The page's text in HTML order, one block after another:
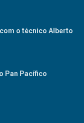
o técnico Alberto
Pan Pacífico